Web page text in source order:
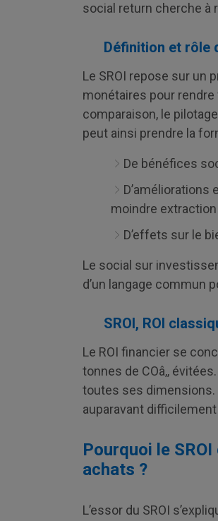
social return cherche à
Définition et rôle
Le SROI repose sur
monétaires pour
comparaison, le
peut ainsi prendre la
De bénéfices
moindre
D’effets sur le
Le social sur
d’un langage commun
SROI, ROI
Le ROI financier se
tonnes de COâ‚‚
toutes ses dimensions.
auparavant
Pourquoi le
achats ?
L’essor du SROI